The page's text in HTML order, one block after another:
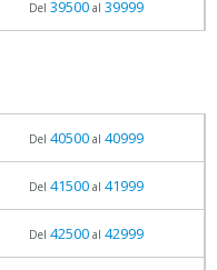
Del 39500al 39999
Del 40500al 40999
Del 41500al 41999
Del 42500al 42999